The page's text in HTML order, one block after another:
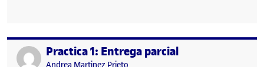
Publicat perPractica 1: Entrega parcial
Publicat per